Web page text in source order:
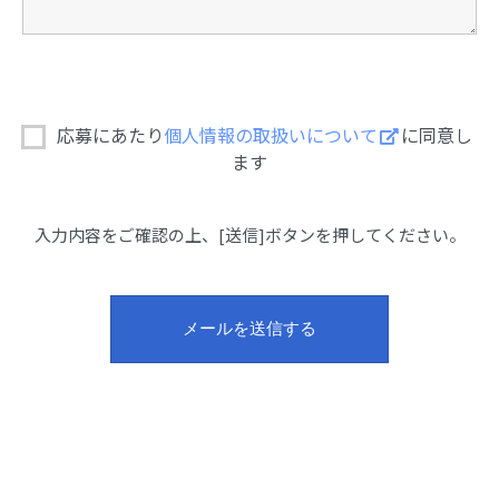
応募にあたり個人情報の取扱いについて
に同意し
ます
入力内容をご確認の上、[送信]ボタンを押してください。